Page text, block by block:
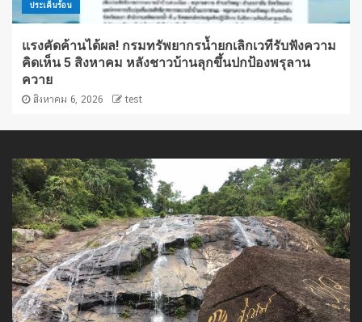
ประเด็นร้อน
แรงคัดค้านได้ผล! กรมทรัพยากรน้ำยกเลิกเวทีรับฟังความ
คิดเห็น 5 สิงหาคม หลังชาวบ้านลุกขึ้นปกป้องพรุลาน
ควาย
สิงหาคม 6, 2026 test